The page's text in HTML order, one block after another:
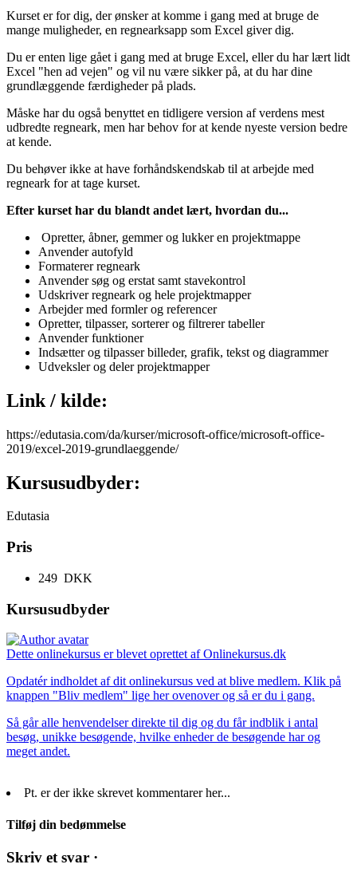
Kurset er for dig, der ønsker at komme i gang med at bruge de
mange muligheder, en regnearksapp som Excel giver dig.
Du er enten lige gået i gang med at bruge Excel, eller du har lært lidt
Excel "hen ad vejen" og vil nu være sikker på, at du har dine
grundlæggende færdigheder på plads.
Måske har du også benyttet en tidligere version af verdens mest
udbredte regneark, men har behov for at kende nyeste version bedre
at kende.
Du behøver ikke at have forhåndskendskab til at arbejde med
regneark for at tage kurset.
Efter kurset har du blandt andet lært, hvordan du...
Opretter, åbner, gemmer og lukker en projektmappe
Anvender autofyld
Formaterer regneark
Anvender søg og erstat samt stavekontrol
Udskriver regneark og hele projektmapper
Arbejder med formler og referencer
Opretter, tilpasser, sorterer og filtrerer tabeller
Anvender funktioner
Indsætter og tilpasser billeder, grafik, tekst og diagrammer
Udveksler og deler projektmapper
Link / kilde:
https://edutasia.com/da/kurser/microsoft-office/microsoft-office-
2019/excel-2019-grundlaeggende/
Kursusudbyder:
Edutasia
Pris
249 DKK
Kursusudbyder
Dette onlinekursus er blevet oprettet af Onlinekursus.dk
Opdatér indholdet af dit onlinekursus ved at blive medlem. Klik på
knappen "Bliv medlem" lige her ovenover og så er du i gang.
Så går alle henvendelser direkte til dig og du får indblik i antal
besøg, unikke besøgende, hvilke enheder de besøgende har og
meget andet.
Pt. er der ikke skrevet kommentarer her...
Tilføj din bedømmelse
Skriv et svar ·